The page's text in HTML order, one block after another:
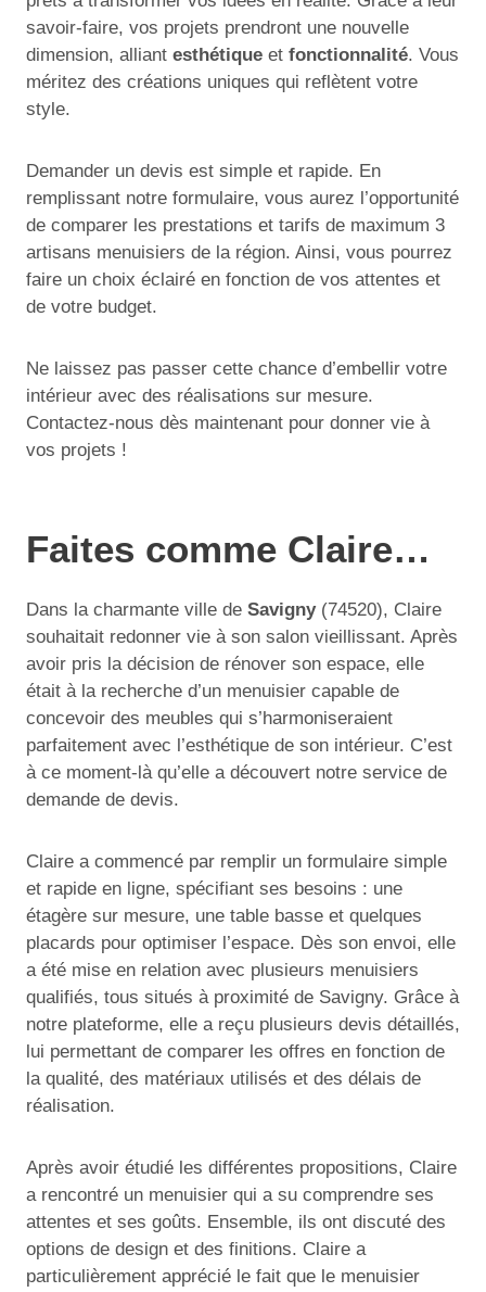
savoir-faire, vos projets prendront une nouvelle
dimension, alliant esthétique et fonctionnalité. Vous
méritez des créations uniques qui reflètent votre
style.
Demander un devis est simple et rapide. En
remplissant notre formulaire, vous aurez l’opportunité
de comparer les prestations et tarifs de maximum 3
artisans menuisiers de la région. Ainsi, vous pourrez
faire un choix éclairé en fonction de vos attentes et
de votre budget.
Ne laissez pas passer cette chance d’embellir votre
intérieur avec des réalisations sur mesure.
Contactez-nous dès maintenant pour donner vie à
vos projets !
Faites comme Claire…
Dans la charmante ville de Savigny(74520), Claire
souhaitait redonner vie à son salon vieillissant. Après
avoir pris la décision de rénover son espace, elle
était à la recherche d’un menuisier capable de
concevoir des meubles qui s’harmoniseraient
parfaitement avec l’esthétique de son intérieur. C’est
à ce moment-là qu’elle a découvert notre service de
demande de devis.
Claire a commencé par remplir un formulaire simple
et rapide en ligne, spécifiant ses besoins : une
étagère sur mesure, une table basse et quelques
placards pour optimiser l’espace. Dès son envoi, elle
a été mise en relation avec plusieurs menuisiers
qualifiés, tous situés à proximité de Savigny. Grâce à
notre plateforme, elle a reçu plusieurs devis détaillés,
lui permettant de comparer les offres en fonction de
la qualité, des matériaux utilisés et des délais de
réalisation.
Après avoir étudié les différentes propositions, Claire
a rencontré un menuisier qui a su comprendre ses
attentes et ses goûts. Ensemble, ils ont discuté des
options de design et des finitions. Claire a
particulièrement apprécié le fait que le menuisier